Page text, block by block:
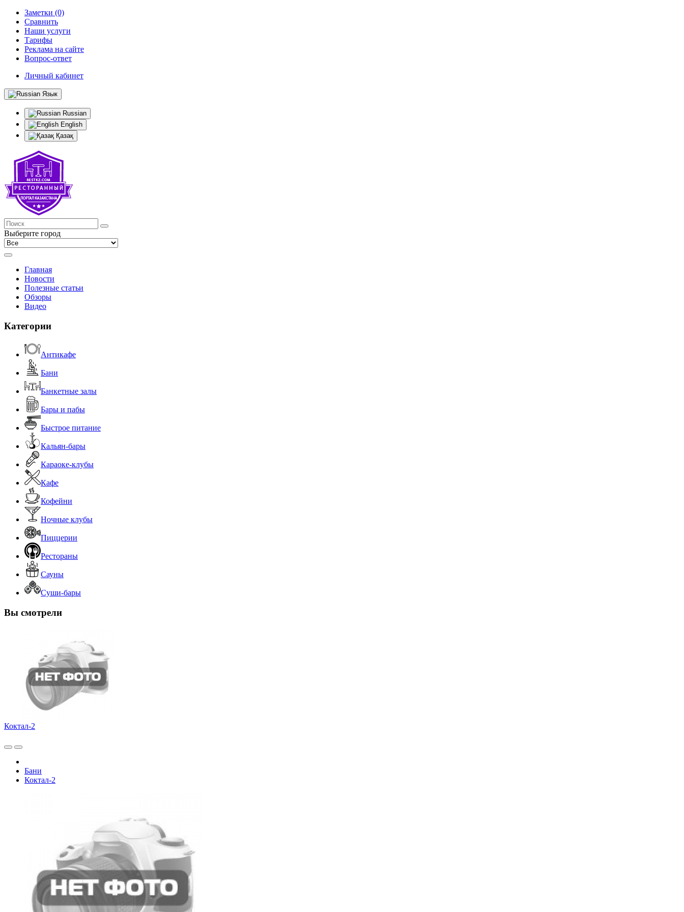
Заметки (0)
Сравнить
Наши услуги
Тарифы
Реклама на сайте
Вопрос-ответ
Личный кабинет
Язык
Russian
English
Қазақ
Выберите город
Главная
Новости
Полезные статьи
Обзоры
Видео
Категории
Антикафе
Бани
Банкетные залы
Бары и пабы
Быстрое питание
Кальян-бары
Караоке-клубы
Кафе
Кофейни
Ночные клубы
Пиццерии
Рестораны
Сауны
Суши-бары
Вы смотрели
Коктал-2
Бани
Коктал-2